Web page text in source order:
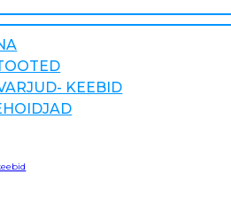
KEEBID